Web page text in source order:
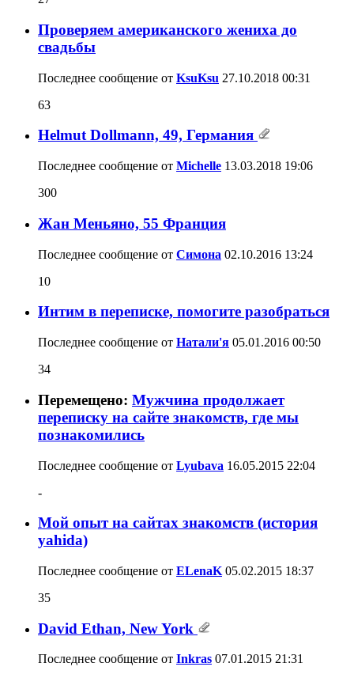
Проверяем американского жениха до
свадьбы
Последнее сообщение от KsuKsu 27.10.2018 00:31
63
Helmut Dollmann, 49, Германия
Последнее сообщение от Michelle 13.03.2018 19:06
300
Жан Меньяно, 55 Франция
Последнее сообщение от Симона 02.10.2016 13:24
10
Интим в переписке, помогите разобраться
Последнее сообщение от Натали'я 05.01.2016 00:50
34
Перемещено: Мужчина продолжает
переписку на сайте знакомств, где мы
познакомились
Последнее сообщение от Lyubava 16.05.2015 22:04
-
Мой опыт на сайтах знакомств (история
yahida)
Последнее сообщение от ELenaK 05.02.2015 18:37
35
David Ethan, New York
Последнее сообщение от Inkras 07.01.2015 21:31